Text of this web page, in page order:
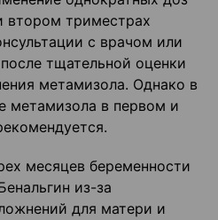
втором триместрах
с врачом или
тщательной оценки
метамизола. Однако в
метамизола в первом и
месяцев беременности
из-за
для матери и